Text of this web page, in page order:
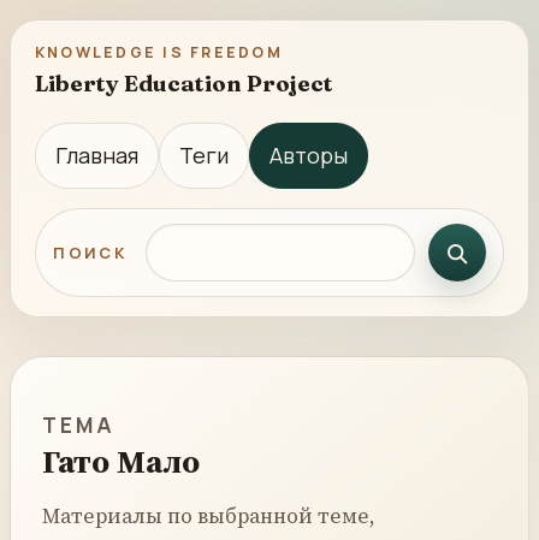
KNOWLEDGE IS FREEDOM
Liberty Education Project
Главная Теги Авторы
ПОИСК Поиск по сайту
ТЕМА
Гато Мало
Материалы по выбранной теме,